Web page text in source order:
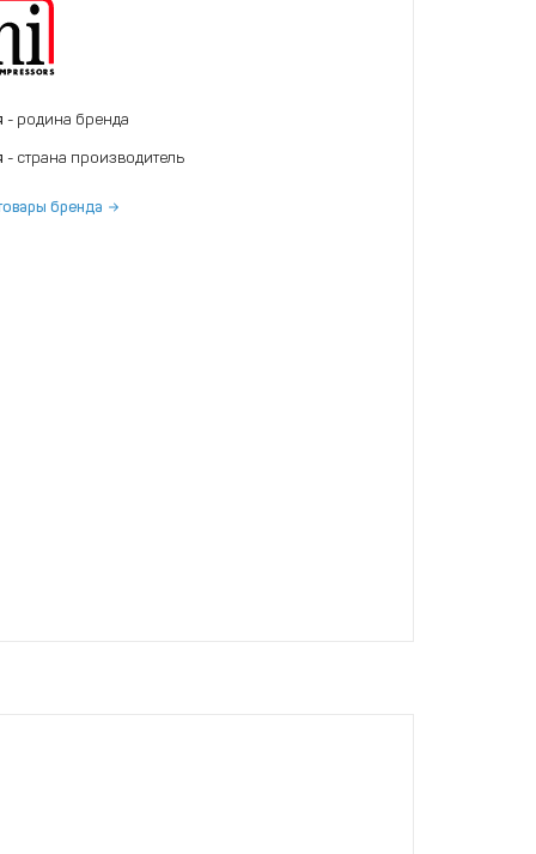
- родина бренда
- страна производитель
бренда